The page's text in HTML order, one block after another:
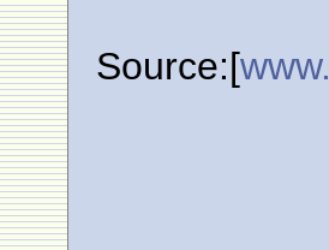
Source:[